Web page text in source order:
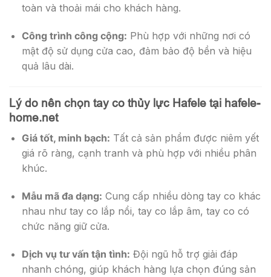
toàn và thoải mái cho khách hàng.
Công trình công cộng: Phù hợp với những nơi có
mật độ sử dụng cửa cao, đảm bảo độ bền và hiệu
quả lâu dài.
Lý do nên chọn tay co thủy lực Hafele tại hafele-
home.net
Giá tốt, minh bạch: Tất cả sản phẩm được niêm yết
giá rõ ràng, cạnh tranh và phù hợp với nhiều phân
khúc.
Mẫu mã đa dạng: Cung cấp nhiều dòng tay co khác
nhau như tay co lắp nổi, tay co lắp âm, tay co có
chức năng giữ cửa.
Dịch vụ tư vấn tận tình: Đội ngũ hỗ trợ giải đáp
nhanh chóng, giúp khách hàng lựa chọn đúng sản